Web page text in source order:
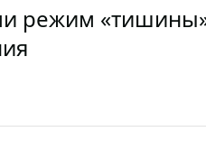
режим